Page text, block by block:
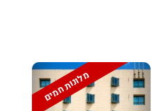
מלונות חמים